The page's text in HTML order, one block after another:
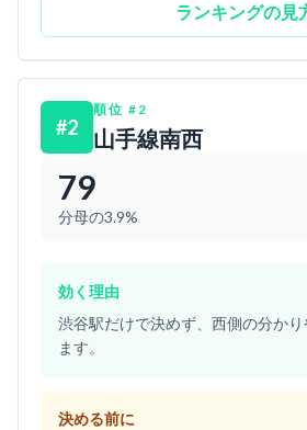
ランキングの見
#2
順位 #2
山手線南西
79
分母の3.9%
効く理由
渋谷駅だけで決めず、西側の分か
ます。
決める前に